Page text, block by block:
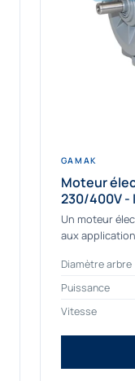
GAMAK
Moteur
230/400V -
Un moteur
aux
Diamètre arbre
Puissance
Vitesse